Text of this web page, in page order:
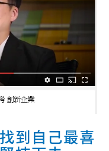
到自己最喜